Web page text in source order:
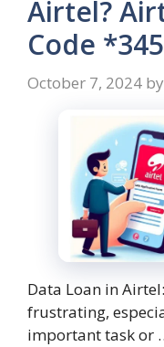
Airtel?
Code
October 7, 2024 by
Data Loan in
frustrating,
important task or